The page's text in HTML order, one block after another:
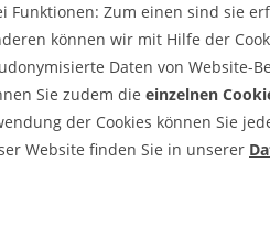
Funktionen: Zum einen sind sie
können wir mit Hilfe der
Daten von Website-
Sie zudem die einzelnen
der Cookies können Sie
Website finden Sie in unserer